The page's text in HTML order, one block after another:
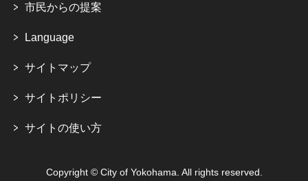
市民からの提案
Language
サイトマップ
サイトポリシー
サイトの使い方
Copyright © City of Yokohama. All rights reserved.